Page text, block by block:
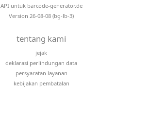
API untuk barcode-generator.de
Version 26-08-08 (bg-lb-3)
tentang kami
jejak
deklarasi perlindungan data
persyaratan layanan
kebijakan pembatalan